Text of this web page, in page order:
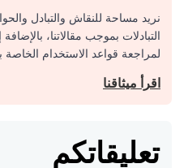
نريد مساحة للنقاش والتبادل
التبادلات بموجب مقالاتنا،
لمراجعة قواعد الاستخدام الخاصة
اقرأ ميثاقنا
تعليقاتكم